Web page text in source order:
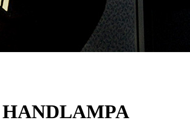
HANDLAMPA